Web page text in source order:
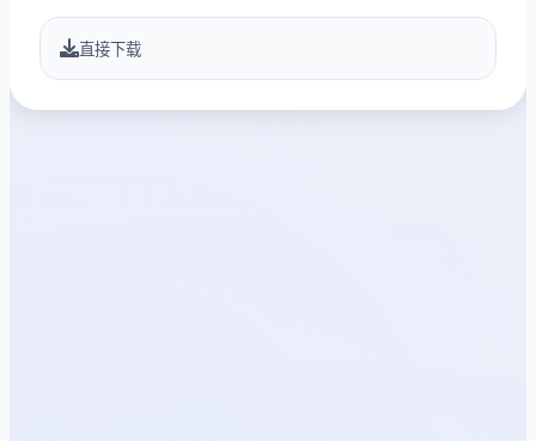
直接下载